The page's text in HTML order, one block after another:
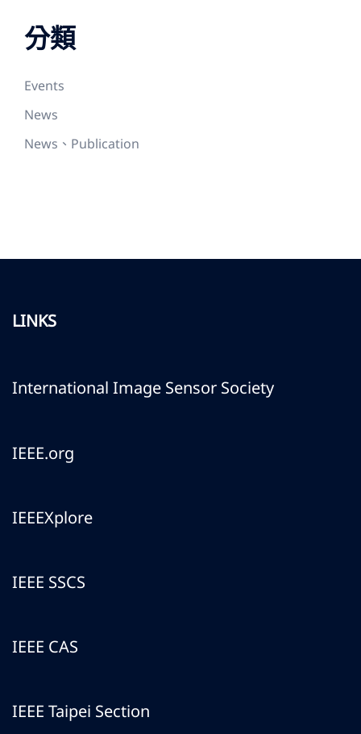
分類
Events
News
News、Publication
LINKS
International Image Sensor Society
IEEE.org
IEEEXplore
IEEE SSCS
IEEE CAS
IEEE Taipei Section